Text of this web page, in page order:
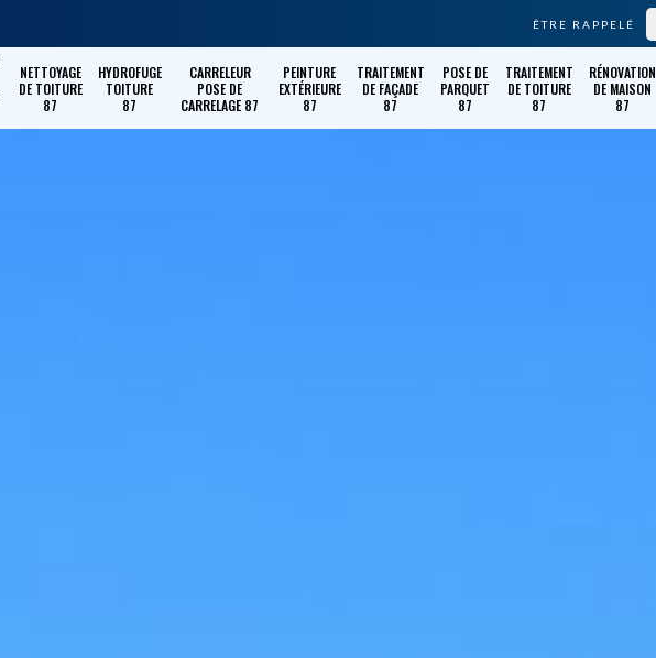
ÊTRE RAPPELÉ
NETTOYAGE
DE TOITURE
87
HYDROFUGE
TOITURE
87
CARRELEUR
POSE DE
CARRELAGE 87
PEINTURE
EXTÉRIEURE
87
TRAITEMENT
DE FAÇADE
87
POSE DE
PARQUET
87
TRAITEMENT
DE TOITURE
87
RÉNOVATION
DE MAISON
87